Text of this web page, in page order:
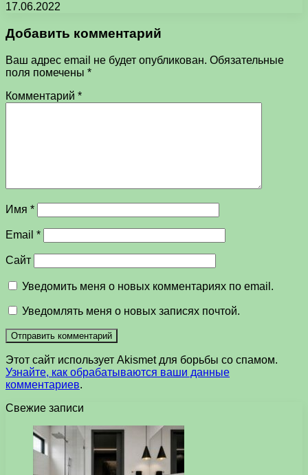
17.06.2022
Добавить комментарий
Ваш адрес email не будет опубликован. Обязательные
поля помечены *
Комментарий *
Имя *
Email *
Сайт
Уведомить меня о новых комментариях по email.
Уведомлять меня о новых записях почтой.
Этот сайт использует Akismet для борьбы со спамом.
Узнайте, как обрабатываются ваши данные
комментариев.
Свежие записи